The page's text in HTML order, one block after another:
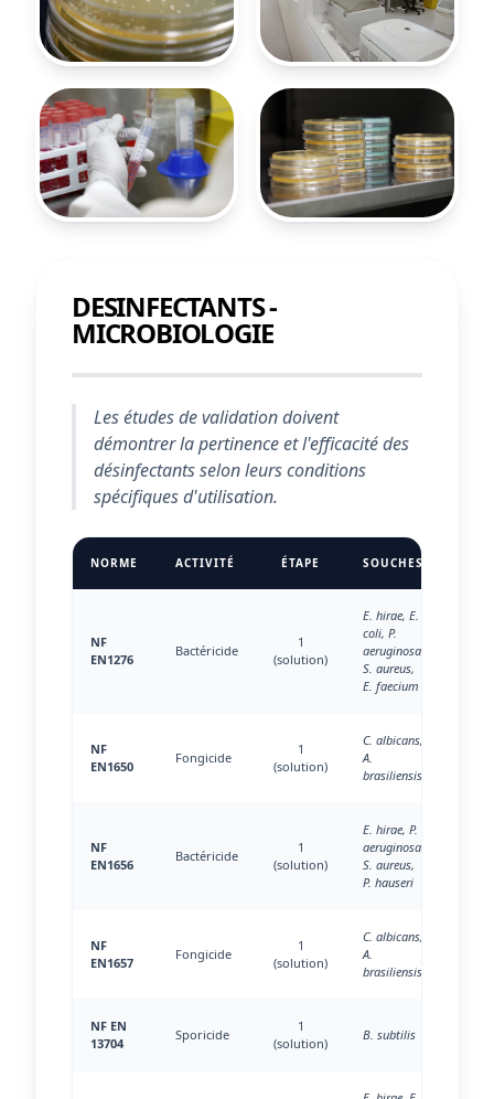
DESINFECTANTS -
MICROBIOLOGIE
Les études de validation doivent
démontrer la pertinence et l'efficacité des
désinfectants selon leurs conditions
spécifiques d'utilisation.
NORME ACTIVITÉ ÉTAPE SOUCHES
NF
EN1276
Bactéricide
1
(solution)
E. hirae, E.
coli, P.
aeruginosa,
S. aureus,
E. faecium
NF
EN1650
Fongicide
1
(solution)
C. albicans,
A.
brasiliensis
NF
EN1656
Bactéricide
1
(solution)
E. hirae, P.
aeruginosa,
S. aureus,
P. hauseri
NF
EN1657
Fongicide
1
(solution)
C. albicans,
A.
brasiliensis
NF EN
13704
Sporicide
1
(solution)
B. subtilis